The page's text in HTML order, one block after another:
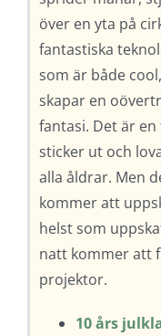
över en yta på
fantastiska
som är både
skapar en
fantasi. Det är
sticker ut och
alla åldrar. Men
kommer att
helst som
natt kommer att
projektor.
10 års